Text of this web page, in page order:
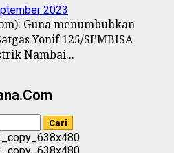
2023
Guna menumbuhkan
Yonif 125/SI’MBISA
Nambai...